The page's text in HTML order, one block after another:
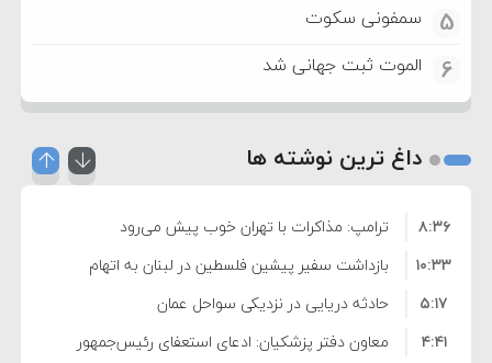
5 سمفونی سکوت
6 الموت ثبت جهانی شد
داغ ترین نوشته ها
ترامپ: مذاکرات با تهران خوب پیش می‌رود
۸:۳۶
بازداشت سفیر پیشین فلسطین در لبنان به اتهام
فساد و اختلاس اموال
۱۰:۳۳
حادثه دریایی در نزدیکی سواحل عمان
۵:۱۷
معاون دفتر پزشکیان: ادعای استعفای رئیس‌جمهور
۴:۴۱